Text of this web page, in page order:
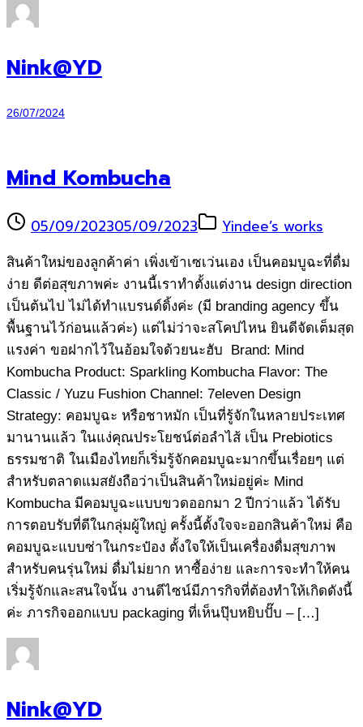
Nink@YD
26/07/2024
Mind Kombucha
05/09/202305/09/2023 Yindee’s works
สินค้าใหม่ของลูกค้าค่า เพิ่งเข้าเซเว่นเอง เป็นคอมบูฉะที่ดื่ม
ง่าย ดีต่อสุขภาพค่ะ งานนี้เราทำตั้งแต่งาน design direction
เป็นต้นไป ไม่ได้ทำแบรนด์ดิ้งค่ะ (มี branding agency ขึ้น
พื้นฐานไว้ก่อนแล้วค่ะ) แต่ไม่ว่าจะสโคปไหน ยินดีจัดเต็มสุด
แรงค่า ขอฝากไว้ในอ้อมใจด้วยนะฮับ Brand: Mind
Kombucha Product: Sparkling Kombucha Flavor: The
Classic / Yuzu Fushion Channel: 7eleven Design
Strategy: คอมบูฉะ หรือชาหมัก เป็นที่รู้จักในหลายประเทศ
มานานแล้ว ในแง่คุณประโยชน์ต่อลำไส้ เป็น Prebiotics
ธรรมชาติ ในเมืองไทยก็เริ่มรู้จักคอมบูฉะมากขึ้นเรื่อยๆ แต่
สำหรับตลาดแมสยังถือว่าเป็นสินค้าใหม่อยู่ค่ะ Mind
Kombucha มีคอมบูฉะแบบขวดออกมา 2 ปีกว่าแล้ว ได้รับ
การตอบรับที่ดีในกลุ่มผู้ใหญ่ ครั้งนี้ตั้งใจจะออกสินค้าใหม่ คือ
คอมบูฉะแบบซ่าในกระป๋อง ตั้งใจให้เป็นเครื่องดื่มสุขภาพ
สำหรับคนรุ่นใหม่ ดื่มไม่ยาก หาซื้อง่าย และการจะทำให้คน
เริ่มรู้จักและสนใจนั้น งานดีไซน์มีภารกิจที่ต้องทำให้เกิดดังนี้
ค่ะ ภารกิจออกแบบ packaging ที่เห็นปุ๊บหยิบปั๊บ – […]
Nink@YD